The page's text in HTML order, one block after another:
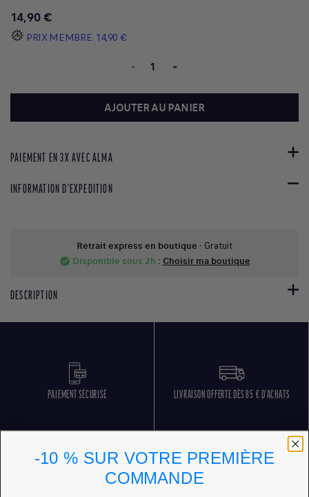
14,90 €
PRIX MEMBRE 14,90 €
- +
AJOUTER AU PANIER
PAIEMENT EN 3X AVEC ALMA
INFORMATION D'EXPEDITION
Retrait express en boutique - Gratuit
check_circle Disponible sous 2h : Choisir ma boutique
DESCRIPTION
PAIEMENT SÉCURISÉ LIVRAISON OFFERTE DÈS 85 € D'ACHATS
-10 % SUR VOTRE PREMIÈRE
COMMANDE